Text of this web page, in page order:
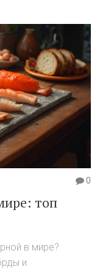
0
топ
в мире?
и